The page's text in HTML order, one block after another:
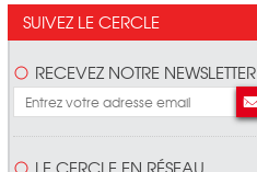
SUIVEZ LE CERCLE
RECEVEZ NOTRE NEWSLETTER
LE CERCLE EN RÉSEAU